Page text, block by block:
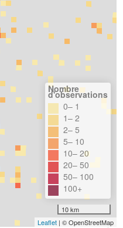
Nombre
d'observations
0– 1
1– 2
2– 5
5– 10
10– 20
20– 50
50– 100
100+
10 km
Leaflet | © OpenStreetMap